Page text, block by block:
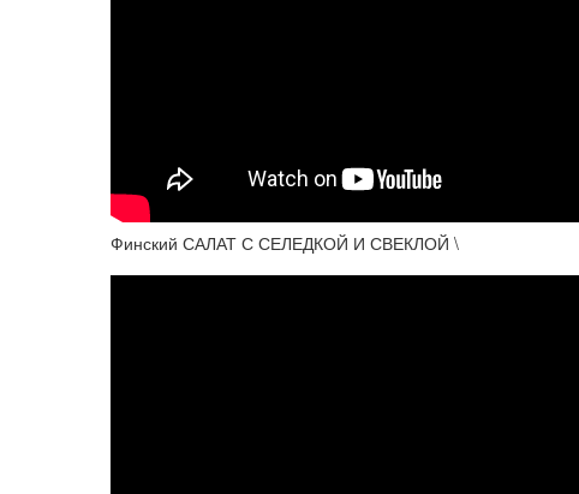
Финский САЛАТ С СЕЛЕДКОЙ И СВЕКЛОЙ \